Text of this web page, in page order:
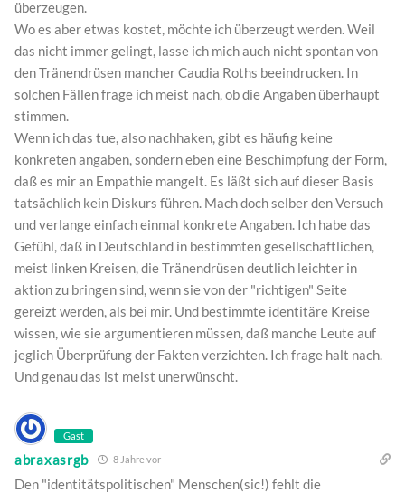
überzeugen.
Wo es aber etwas kostet, möchte ich überzeugt werden. Weil
das nicht immer gelingt, lasse ich mich auch nicht spontan von
den Tränendrüsen mancher Caudia Roths beeindrucken. In
solchen Fällen frage ich meist nach, ob die Angaben überhaupt
stimmen.
Wenn ich das tue, also nachhaken, gibt es häufig keine
konkreten angaben, sondern eben eine Beschimpfung der Form,
daß es mir an Empathie mangelt. Es läßt sich auf dieser Basis
tatsächlich kein Diskurs führen. Mach doch selber den Versuch
und verlange einfach einmal konkrete Angaben. Ich habe das
Gefühl, daß in Deutschland in bestimmten gesellschaftlichen,
meist linken Kreisen, die Tränendrüsen deutlich leichter in
aktion zu bringen sind, wenn sie von der "richtigen" Seite
gereizt werden, als bei mir. Und bestimmte identitäre Kreise
wissen, wie sie argumentieren müssen, daß manche Leute auf
jeglich Überprüfung der Fakten verzichten. Ich frage halt nach.
Und genau das ist meist unerwünscht.
Gast
abraxasrgb 8 Jahre vor
Den "identitätspolitischen" Menschen(sic!) fehlt die